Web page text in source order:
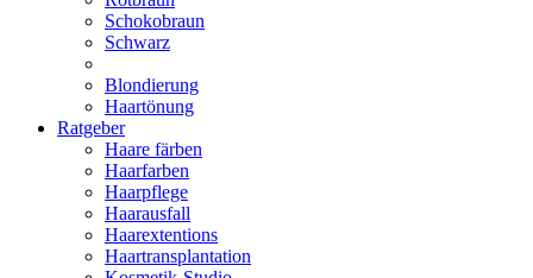
Schokobraun
Schwarz
Blondierung
Haartönung
Ratgeber
Haare färben
Haarfarben
Haarpflege
Haarausfall
Haarextentions
Haartransplantation